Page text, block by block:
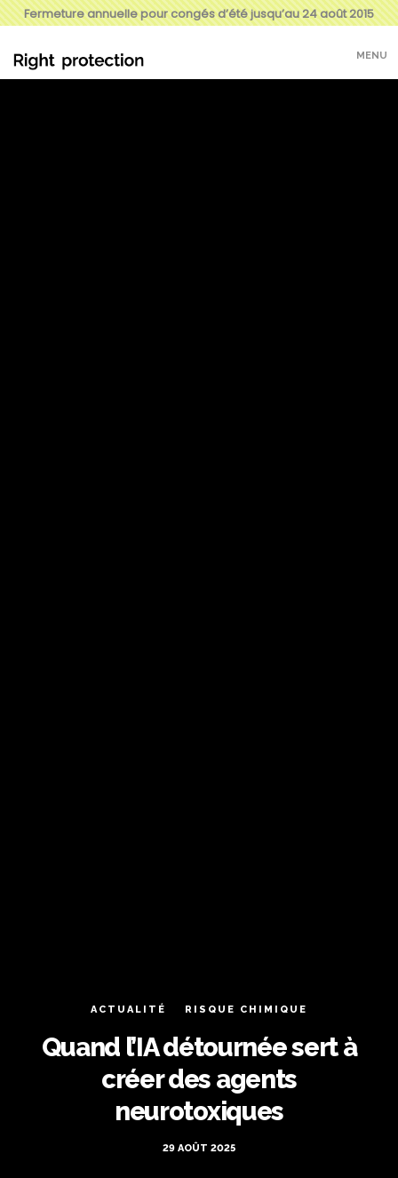
Fermeture annuelle pour congés d’été jusqu’au 24 août 2015
MENU
ACTUALITÉ RISQUE CHIMIQUE
Quand l’IA détournée sert à
créer des agents
neurotoxiques
29 AOÛT 2025